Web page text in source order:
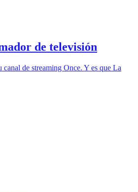
de televisión
de streaming Once. Y es que La